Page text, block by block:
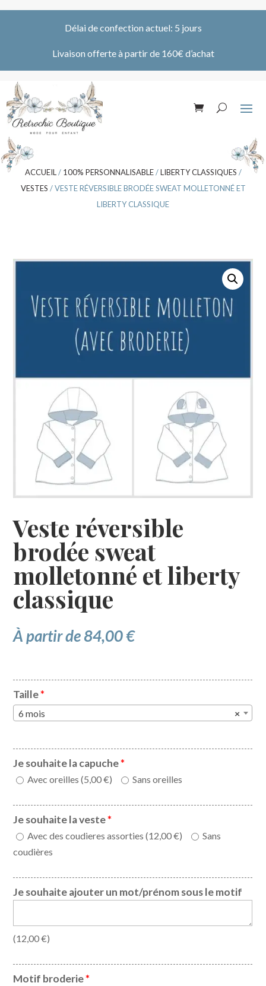
Délai de confection actuel: 5 jours
Livaison offerte à partir de 160€ d’achat
ACCUEIL / 100% PERSONNALISABLE/LIBERTY CLASSIQUES /
VESTES / VESTE RÉVERSIBLE BRODÉE SWEAT MOLLETONNÉ ET
LIBERTY CLASSIQUE
Veste réversible
brodée sweat
molletonné et liberty
classique
À partir de84,00€
Taille*
×
6 mois
Je souhaite la capuche*
Avec oreilles (5,00€) Sans oreilles
Je souhaite la veste*
Avec des coudieres assorties (12,00€)
Sans
coudières
Je souhaite ajouter un mot/prénom sous le motif
(12,00€)
Motif broderie*